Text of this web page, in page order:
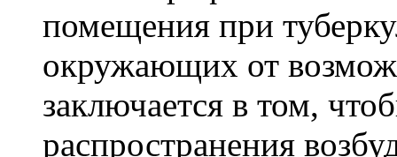
помещения при
окружающих от
заключается в том,
распространения